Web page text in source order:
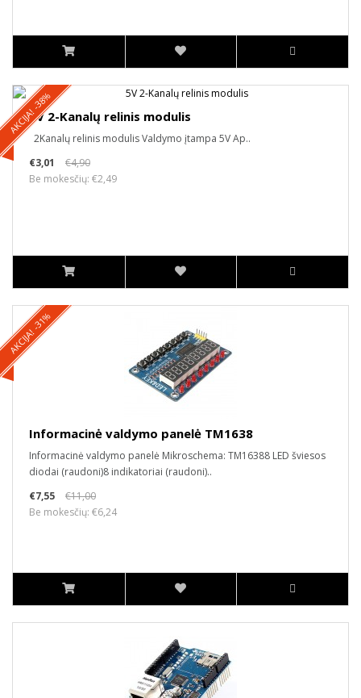
AKCIJA! -38%5V 2-Kanalų relinis modulis
2Kanalų relinis modulis Valdymo įtampa 5V Ap..
€3,01
€4,90
Be mokesčių: €2,49
AKCIJA! -31%
Informacinė valdymo panelė TM1638
Informacinė valdymo panelė Mikroschema: TM16388 LED šviesos
diodai (raudoni)8 indikatoriai (raudoni)..
€7,55
€11,00
Be mokesčių: €6,24